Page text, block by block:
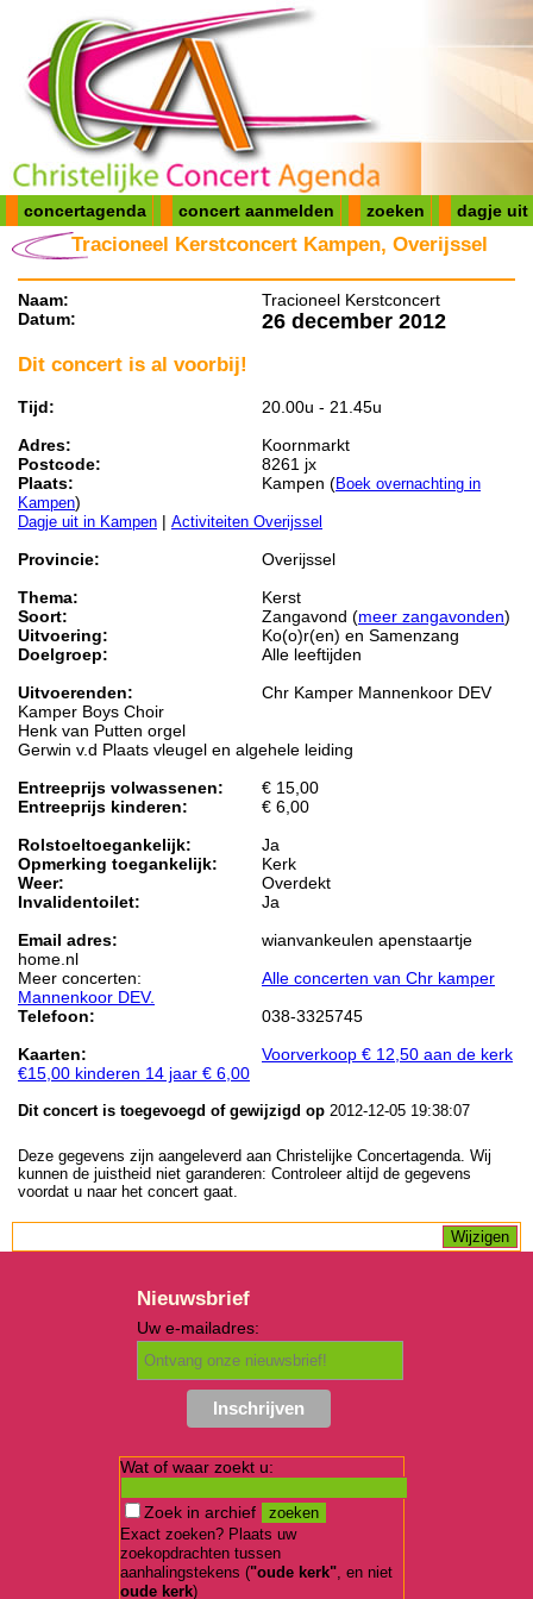
concertagenda concert aanmelden zoeken dagje uit
Tracioneel Kerstconcert Kampen, Overijssel
Naam:
Tracioneel Kerstconcert
Datum:
26 december 2012
Dit concert is al voorbij!
Tijd:
20.00u - 21.45u
Adres:
Koornmarkt
Postcode:
8261 jx
Plaats:
Kampen (Boek overnachting in
Kampen)
Dagje uit in Kampen | Activiteiten Overijssel
Provincie:
Overijssel
Thema:
Kerst
Soort:
Zangavond (meer zangavonden)
Uitvoering:
Ko(o)r(en) en Samenzang
Doelgroep:
Alle leeftijden
Uitvoerenden:
Chr Kamper Mannenkoor DEV
Kamper Boys Choir
Henk van Putten orgel
Gerwin v.d Plaats vleugel en algehele leiding
Entreeprijs volwassenen:
€ 15,00
Entreeprijs kinderen:
€ 6,00
Rolstoeltoegankelijk:
Ja
Opmerking toegankelijk:
Kerk
Weer:
Overdekt
Invalidentoilet:
Ja
Email adres:
wianvankeulen apenstaartje
home.nl
Meer concerten:
Alle concerten van Chr kamper
Mannenkoor DEV.
Telefoon:
038-3325745
Kaarten:
Voorverkoop € 12,50 aan de kerk
€15,00 kinderen 14 jaar € 6,00
Dit concert is toegevoegd of gewijzigd op 2012-12-05 19:38:07
Deze gegevens zijn aangeleverd aan Christelijke Concertagenda. Wij
kunnen de juistheid niet garanderen: Controleer altijd de gegevens
voordat u naar het concert gaat.
Nieuwsbrief
Uw e-mailadres:
Wat of waar zoekt u:
Zoek in archief
Exact zoeken? Plaats uw
zoekopdrachten tussen
aanhalingstekens ("oude kerk", en niet
oude kerk)